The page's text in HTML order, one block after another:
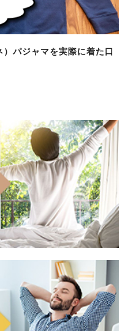
パジャマを実際に着た口